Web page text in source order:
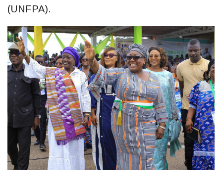
(UNFPA).